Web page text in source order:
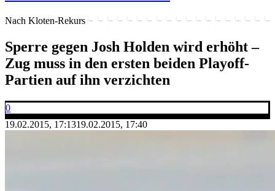
Nach Kloten-Rekurs
Sperre gegen Josh Holden wird erhöht –
Zug muss in den ersten beiden Playoff-
Partien auf ihn verzichten
0
19.02.2015, 17:1319.02.2015, 17:40